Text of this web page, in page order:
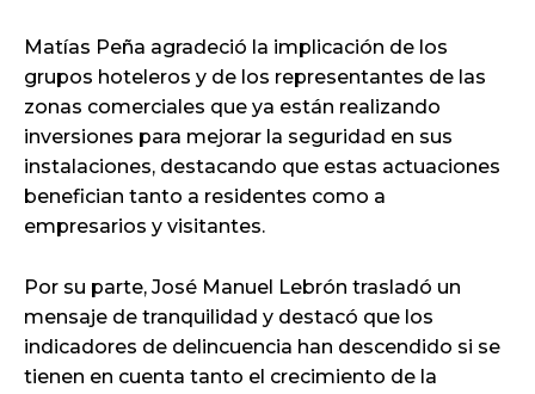
Matías Peña agradeció la implicación de los
grupos hoteleros y de los representantes de las
zonas comerciales que ya están realizando
inversiones para mejorar la seguridad en sus
instalaciones, destacando que estas actuaciones
benefician tanto a residentes como a
empresarios y visitantes.
Por su parte, José Manuel Lebrón trasladó un
mensaje de tranquilidad y destacó que los
indicadores de delincuencia han descendido si se
tienen en cuenta tanto el crecimiento de la